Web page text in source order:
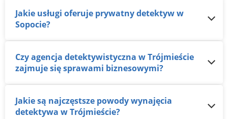
Jakie usługi oferuje prywatny detektyw w
Sopocie?
Czy agencja detektywistyczna w Trójmieście
zajmuje się sprawami biznesowymi?
Jakie są najczęstsze powody wynajęcia
detektywa w Trójmieście?